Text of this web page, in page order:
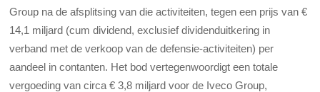
Group na de afsplitsing van die activiteiten, tegen een prijs van €
14,1 miljard (cum dividend, exclusief dividenduitkering in
verband met de verkoop van de defensie-activiteiten) per
aandeel in contanten. Het bod vertegenwoordigt een totale
vergoeding van circa € 3,8 miljard voor de Iveco Group,